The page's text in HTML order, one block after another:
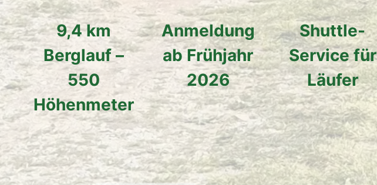
9,4 km
Berglauf –
550
Höhenmeter
Anmeldung
ab Frühjahr
2026
Shuttle-
Service für
Läufer